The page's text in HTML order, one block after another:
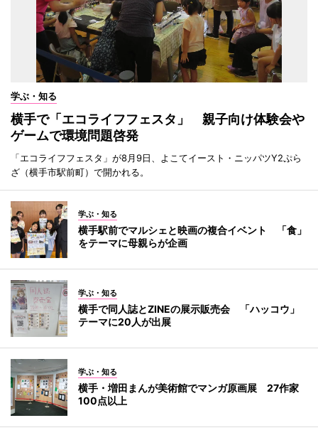
学ぶ・知る
横手で「エコライフフェスタ」 親子向け体験会や
ゲームで環境問題啓発
「エコライフフェスタ」が8月9日、よこてイースト・ニッパツY2ぷら
ざ（横手市駅前町）で開かれる。
学ぶ・知る
横手駅前でマルシェと映画の複合イベント 「食」
をテーマに母親らが企画
学ぶ・知る
横手で同人誌とZINEの展示販売会 「ハッコウ」
テーマに20人が出展
学ぶ・知る
横手・増田まんが美術館でマンガ原画展 27作家
100点以上